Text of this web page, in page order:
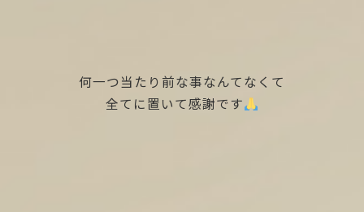
何一つ当たり前な事なんてなくて
全てに置いて感謝です